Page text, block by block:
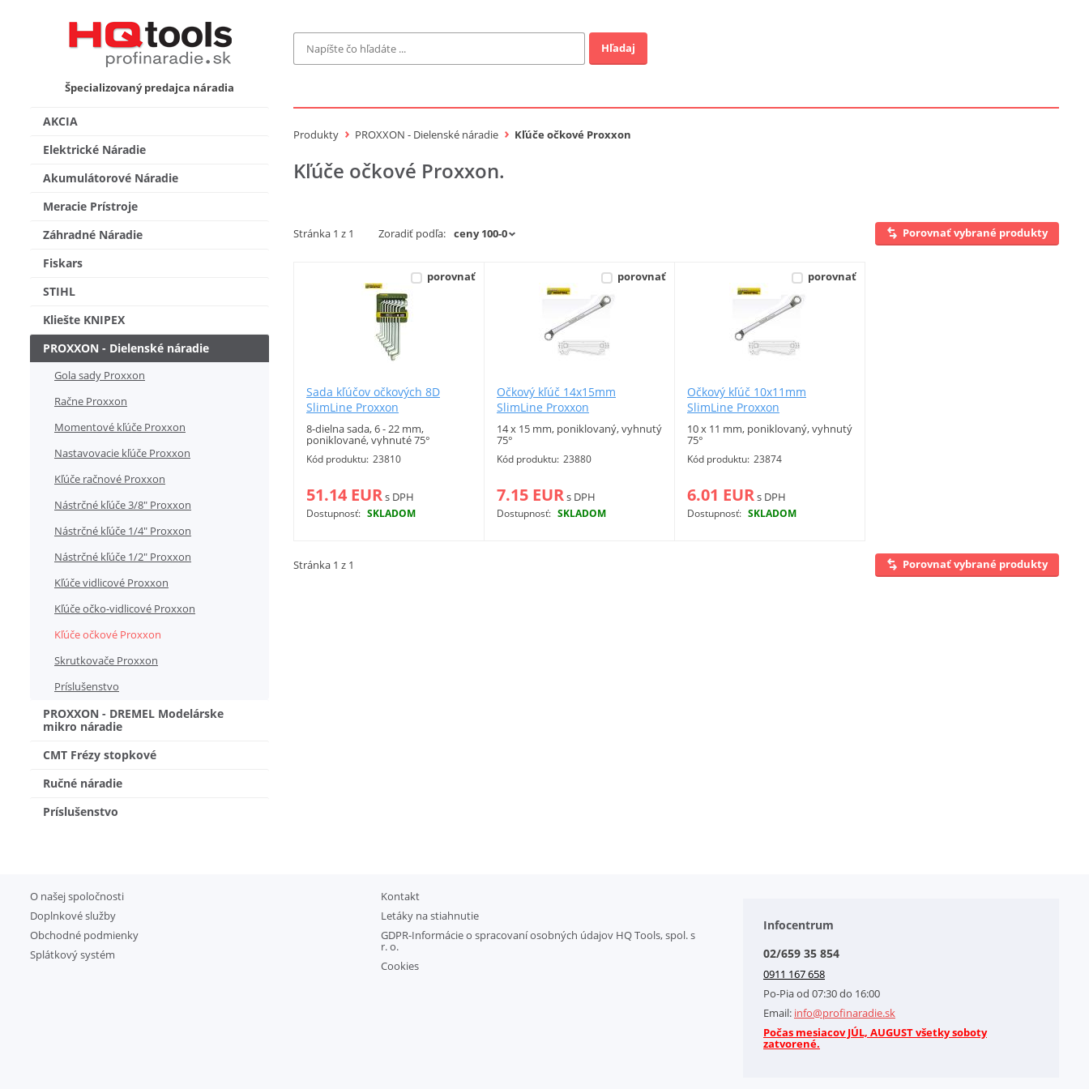
Špecializovaný predajca náradia
Bosch Profi
Gardena
Proxxon Industrial
Fiskars
EUR
Hľadaj
AKCIA
Elektrické Náradie
Akumulátorové Náradie
Meracie Prístroje
Záhradné Náradie
Fiskars
STIHL
Kliešte KNIPEX
PROXXON - Dielenské náradie
Gola sady Proxxon
Račne Proxxon
Momentové kľúče Proxxon
Nastavovacie kľúče Proxxon
Kľúče račnové Proxxon
Nástrčné kľúče 3/8" Proxxon
Nástrčné kľúče 1/4" Proxxon
Nástrčné kľúče 1/2" Proxxon
Kľúče vidlicové Proxxon
Kľúče očko-vidlicové Proxxon
Kľúče očkové Proxxon
Skrutkovače Proxxon
Príslušenstvo
PROXXON - DREMEL Modelárske
mikro náradie
CMT Frézy stopkové
Ručné náradie
Príslušenstvo
Produkty PROXXON - Dielenské náradie Kľúče očkové Proxxon
Kľúče očkové Proxxon.
Stránka 1 z 1 Zoradiť podľa: Porovnať vybrané produkty
porovnať
Sada kľúčov očkových 8D
SlimLine Proxxon
8-dielna sada, 6 - 22 mm,
poniklované, vyhnuté 75°
Kód produktu: 23810
51.14 EURs DPH
Dostupnosť: SKLADOM
Viac info
porovnať
Očkový kľúč 14x15mm
SlimLine Proxxon
14 x 15 mm, poniklovaný, vyhnutý
75°
Kód produktu: 23880
7.15 EURs DPH
Dostupnosť: SKLADOM
Viac info
porovnať
Očkový kľúč 10x11mm
SlimLine Proxxon
10 x 11 mm, poniklovaný, vyhnutý
75°
Kód produktu: 23874
6.01 EURs DPH
Dostupnosť: SKLADOM
Viac info
Stránka 1 z 1 Porovnať vybrané produkty
O našej spoločnosti
Doplnkové služby
Obchodné podmienky
Splátkový systém
Kontakt
Letáky na stiahnutie
GDPR-Informácie o spracovaní osobných údajov HQ Tools, spol. s
r. o.
Cookies
Infocentrum
02/659 35 854
0911 167 658
Po-Pia od 07:30 do 16:00
Email: info@profinaradie.sk
Počas mesiacov JÚL, AUGUST všetky soboty
zatvorené.